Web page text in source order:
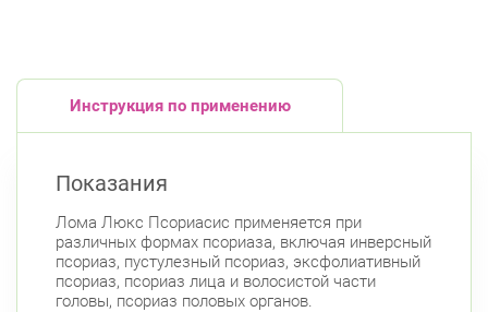
Инструкция по применению
Показания
Лома Люкс Псориасис применяется при
различных формах псориаза, включая инверсный
псориаз, пустулезный псориаз, эксфолиативный
псориаз, псориаз лица и волосистой части
головы, псориаз половых органов.